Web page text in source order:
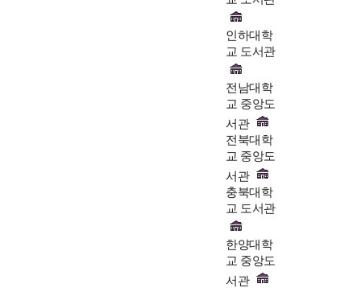
인하대학
교 도서관
전남대학
교 중앙도
서관
전북대학
교 중앙도
서관
충북대학
교 도서관
한양대학
교 중앙도
서관